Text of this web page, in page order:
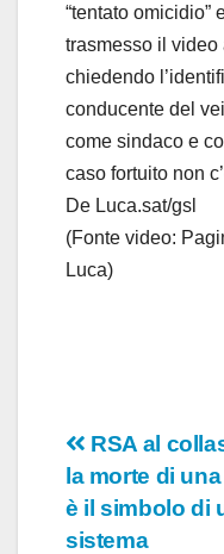
“tentato omicidio”
trasmesso il video
chiedendo
conducente del
come sindaco e
caso fortuito non
De Luca.sat/gsl
(Fonte video:
Luca)
articoli
RSA al
la morte di una
è il simbolo di
sistema